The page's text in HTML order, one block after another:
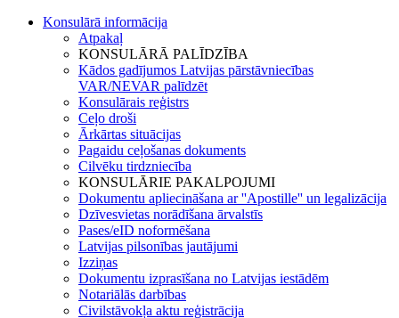
Konsulārā informācija
Atpakaļ
KONSULĀRĀ PALĪDZĪBA
Kādos gadījumos Latvijas pārstāvniecības
VAR/NEVAR palīdzēt
Konsulārais reģistrs
Ceļo droši
Ārkārtas situācijas
Pagaidu ceļošanas dokuments
Cilvēku tirdzniecība
KONSULĀRIE PAKALPOJUMI
Dokumentu apliecināšana ar ''Apostille'' un legalizācija
Dzīvesvietas norādīšana ārvalstīs
Pases/eID noformēšana
Latvijas pilsonības jautājumi
Izziņas
Dokumentu izprasīšana no Latvijas iestādēm
Notariālās darbības
Civilstāvokļa aktu reģistrācija